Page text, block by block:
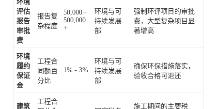
环境
评估
报告
审批
费
报告复
杂程度
50,000 -
500,000
+
环境与可
持续发展
部
强制环评项目的审批
费，大型复杂项目显
著增高
环境
履约
保证
金
工程合
同额百
分比
1% - 3%
环境与可
持续发展
部
确保环保措施落实，
验收合格可退还
建筑
工程合
施工期间的主要税